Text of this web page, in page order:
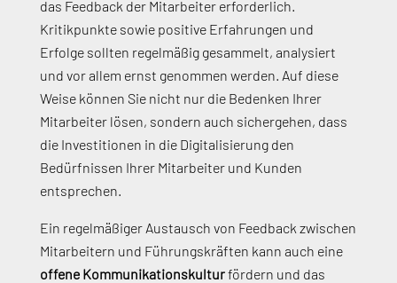
das Feedback der Mitarbeiter erforderlich.
Kritikpunkte sowie positive Erfahrungen und
Erfolge sollten regelmäßig gesammelt, analysiert
und vor allem ernst genommen werden. Auf diese
Weise können Sie nicht nur die Bedenken Ihrer
Mitarbeiter lösen, sondern auch sichergehen, dass
die Investitionen in die Digitalisierung den
Bedürfnissen Ihrer Mitarbeiter und Kunden
entsprechen.
Ein regelmäßiger Austausch von Feedback zwischen
Mitarbeitern und Führungskräften kann auch eine
offene Kommunikationskulturfördern und das